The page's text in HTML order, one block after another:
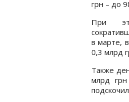
грн – до
При
в марте,
0,3 млрд
Также
млрд